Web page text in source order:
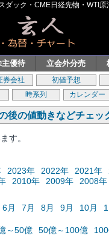
ダック・CME日経先物・WTI
主優待 立会外分売
券会社 初値予想
時系列 カレンダー
後の値動きなどチェッ
す。
2023年 2022年 2021年
2010年 2009年 2008年
6月 7月 8月 9月 10月
～50億 50億～100億